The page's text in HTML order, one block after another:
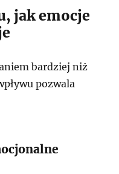
jak emocje
bardziej niż
pozwala